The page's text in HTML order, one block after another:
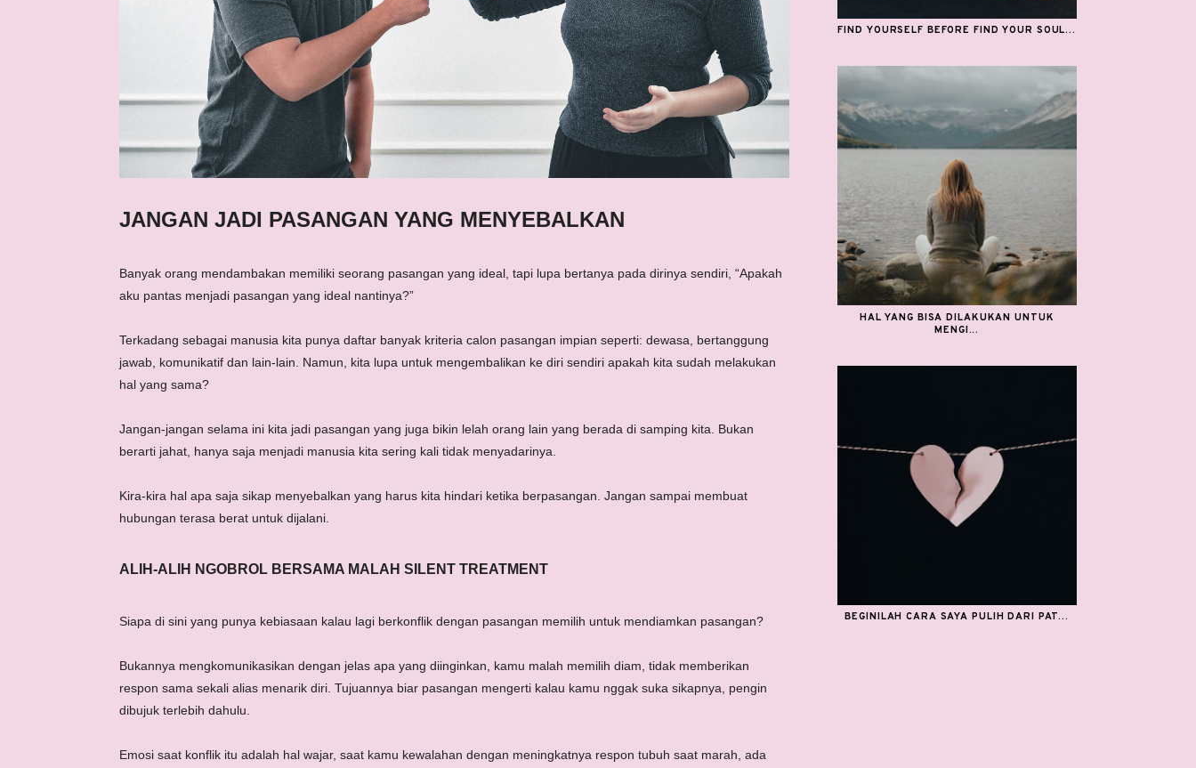
JANGAN JADI PASANGAN YANG MENYEBALKAN
Banyak orang mendambakan memiliki seorang pasangan yang ideal, tapi lupa bertanya pada dirinya sendiri, “Apakah
aku pantas menjadi pasangan yang ideal nantinya?”
Terkadang sebagai manusia kita punya daftar banyak kriteria calon pasangan impian seperti: dewasa, bertanggung
jawab, komunikatif dan lain-lain. Namun, kita lupa untuk mengembalikan ke diri sendiri apakah kita sudah melakukan
hal yang sama?
Jangan-jangan selama ini kita jadi pasangan yang juga bikin lelah orang lain yang berada di samping kita. Bukan
berarti jahat, hanya saja menjadi manusia kita sering kali tidak menyadarinya.
Kira-kira hal apa saja sikap menyebalkan yang harus kita hindari ketika berpasangan. Jangan sampai membuat
hubungan terasa berat untuk dijalani.
ALIH-ALIH NGOBROL BERSAMA MALAH SILENT TREATMENT
Siapa di sini yang punya kebiasaan kalau lagi berkonflik dengan pasangan memilih untuk mendiamkan pasangan?
Bukannya mengkomunikasikan dengan jelas apa yang diinginkan, kamu malah memilih diam, tidak memberikan
respon sama sekali alias menarik diri. Tujuannya biar pasangan mengerti kalau kamu nggak suka sikapnya, pengin
dibujuk terlebih dahulu.
Emosi saat konflik itu adalah hal wajar, saat kamu kewalahan dengan meningkatnya respon tubuh saat marah, ada
FIND YOURSELF BEFORE FIND YOUR SOUL...
HAL YANG BISA DILAKUKAN UNTUK
MENGI...
BEGINILAH CARA SAYA PULIH DARI PAT...